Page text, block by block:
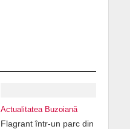
Actualitatea Buzoiană
Flagrant într-un parc din